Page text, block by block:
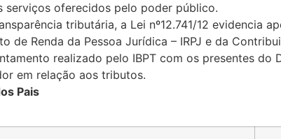
oferecidos pelo poder público.
tributária, a Lei nº12.741/12 evidencia
de Renda da Pessoa Jurídica – IRPJ e da
realizado pelo IBPT com os presentes do
em relação aos tributos.
Pais